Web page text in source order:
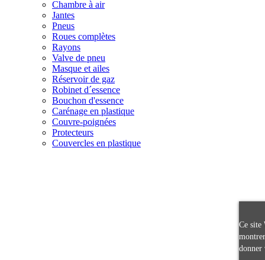
Chambre à air
Jantes
Pneus
Roues complètes
Rayons
Valve de pneu
Masque et ailes
Réservoir de gaz
Robinet d´essence
Bouchon d'essence
Carénage en plastique
Couvre-poignées
Protecteurs
Couvercles en plastique
Ce site
donner